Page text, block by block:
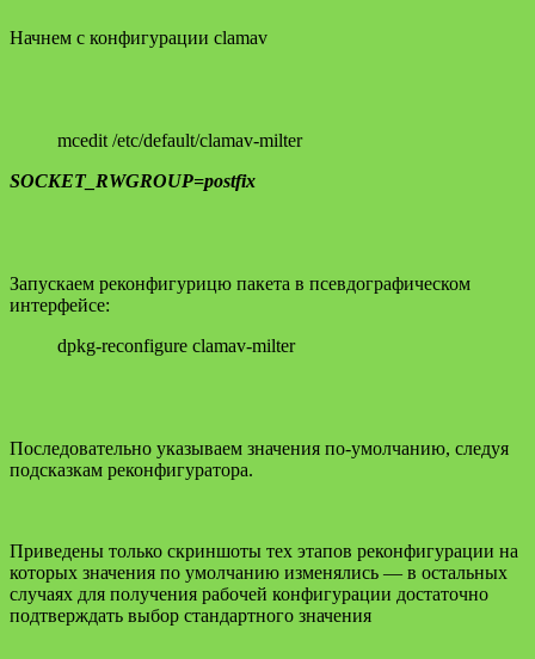
Начнем с конфигурации clamav
mcedit /etc/default/clamav-milter
SOCKET_RWGROUP=postfix
Запускаем реконфигурицю пакета в псевдографическом
интерфейсе:
dpkg-reconfigure clamav-milter
Последовательно указываем значения по-умолчанию, следуя
подсказкам реконфигуратора.
Приведены только скриншоты тех этапов реконфигурации на
которых значения по умолчанию изменялись — в остальных
случаях для получения рабочей конфигурации достаточно
подтверждать выбор стандартного значения